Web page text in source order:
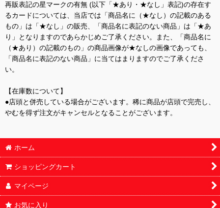
再販表記の星マークの有無 (以下「★あり・★なし」表記)の存在す
るカードについては、当店では「商品名に（★なし）の記載のある
もの」は「★なし」の販売、「商品名に表記のない商品」は「★あ
り」となりますのであらかじめご了承ください。また、「商品名に
（★あり）の記載のもの」の商品画像が★なしの画像であっても、
「商品名に表記のない商品」に当てはまりますのでご了承くださ
い。
【在庫数について】
●店頭と併売している場合がございます。稀に商品が店頭で完売し、
やむを得ず注文がキャンセルとなることがございます。
ホーム
ショッピングカート
マイページ
お気に入り